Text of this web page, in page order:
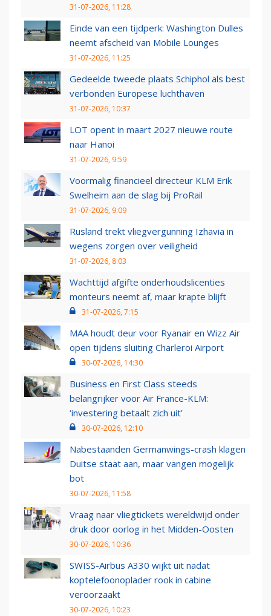
31-07-2026, 11:28
Einde van een tijdperk: Washington Dulles
neemt afscheid van Mobile Lounges
31-07-2026, 11:25
Gedeelde tweede plaats Schiphol als best
verbonden Europese luchthaven
31-07-2026, 10:37
LOT opent in maart 2027 nieuwe route
naar Hanoi
31-07-2026, 9:59
Voormalig financieel directeur KLM Erik
Swelheim aan de slag bij ProRail
31-07-2026, 9:09
Rusland trekt vliegvergunning Izhavia in
wegens zorgen over veiligheid
31-07-2026, 8:03
Wachttijd afgifte onderhoudslicenties
monteurs neemt af, maar krapte blijft
31-07-2026, 7:15
MAA houdt deur voor Ryanair en Wizz Air
open tijdens sluiting Charleroi Airport
30-07-2026, 14:30
Business en First Class steeds
belangrijker voor Air France-KLM:
‘investering betaalt zich uit’
30-07-2026, 12:10
Nabestaanden Germanwings-crash klagen
Duitse staat aan, maar vangen mogelijk
bot
30-07-2026, 11:58
Vraag naar vliegtickets wereldwijd onder
druk door oorlog in het Midden-Oosten
30-07-2026, 10:36
SWISS-Airbus A330 wijkt uit nadat
koptelefoonoplader rook in cabine
veroorzaakt
30-07-2026, 10:23